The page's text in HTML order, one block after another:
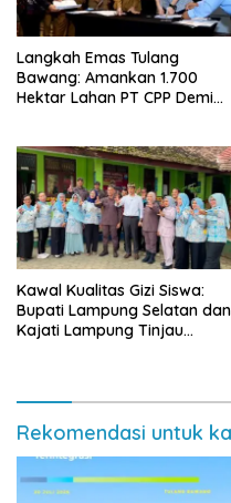
Langkah Emas Tulang
Bawang: Amankan 1.700
Hektar Lahan PT CPP Demi
Kawal Kualitas Gizi Siswa:
Bupati Lampung Selatan dan
Kajati Lampung Tinjau
Rekomendasi untuk